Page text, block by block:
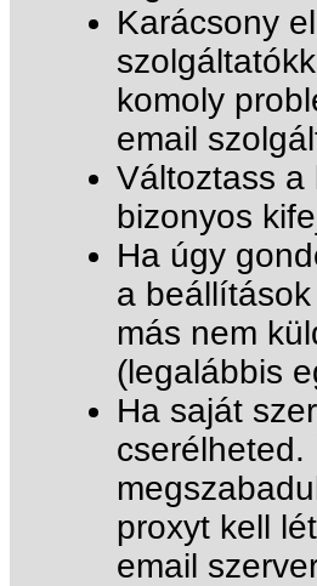
Karácsony
komoly
email
Változtass a
bizonyos
Ha úgy
a
más nem
(legalábbis
Ha saját
cserélheted.
proxyt kell
email